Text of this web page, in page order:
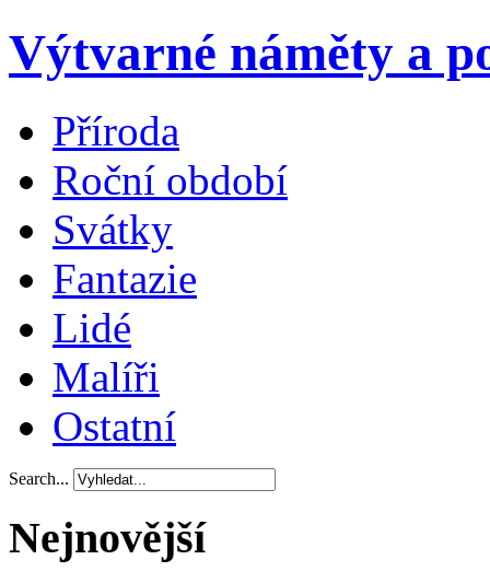
Výtvarné náměty a
Příroda
Roční období
Svátky
Fantazie
Lidé
Malíři
Ostatní
Search...
Nejnovější